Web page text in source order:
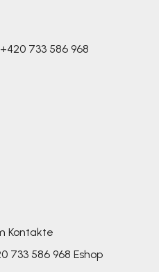
+420 733 586 968
Kontakte
733 586 968 Eshop